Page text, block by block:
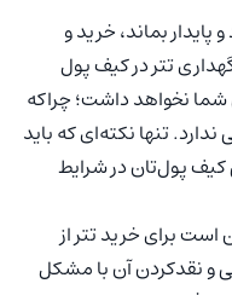
بماند، خرید و
تتر در کیف پول
نخواهد داشت؛ چراکه
تنها نکته‌ای که باید
کیف پول‌تان در شرایط
است برای خرید تتر از
و نقدکردن آن با مشکل